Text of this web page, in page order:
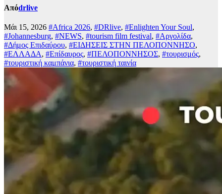
Απόdrlive
Μάι 15, 2026 #Africa 2026, #DRlive, #Enlighten Your Soul,
#Johannesburg, #NEWS, #tourism film festival, #Αργολίδα,
#Δήμος Επιδαύρου, #ΕΙΔΗΣΕΙΣ ΣΤΗΝ ΠΕΛΟΠΟΝΝΗΣΟ,
#ΕΛΛΑΔΑ, #Επίδαυρος, #ΠΕΛΟΠΟΝΝΗΣΟΣ, #τουρισμός,
#τουριστική καμπάνια, #τουριστική ταινία